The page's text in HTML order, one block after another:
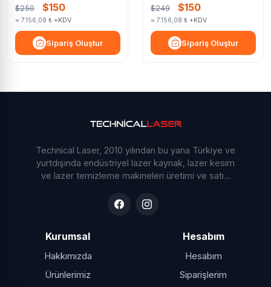
$250 $150
≈ 7.156,08 ₺ +KDV
Sipariş Oluştur
$249 $150
≈ 7.156,08 ₺ +KDV
Sipariş Oluştur
Technical Laser, 2010 yılından bu yana Türkiye ve
yurtdışında endüstriyel lazer kaynak, lazer kesim
ve lazer temizleme makineleri üretimi ve satışı
deneyimli mühendis kadromuzla sektöre yön
Kurumsal
Hakkımızda
Ürünlerimiz
Hesabım
Hesabım
Siparişlerim